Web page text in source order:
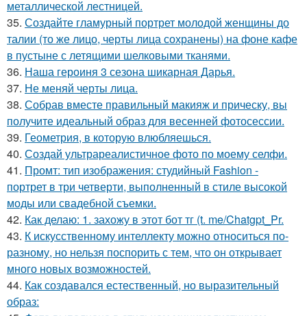
металлической лестницей.
35. Создайте гламурный портрет молодой женщины до
талии (то же лицо, черты лица сохранены) на фоне кафе
в пустыне с летящими шелковыми тканями.
36. Наша героиня 3 сезона шикарная Дарья.
37. Не меняй черты лица.
38. Собрав вместе правильный макияж и прическу, вы
получите идеальный образ для весенней фотосессии.
39. Геометрия, в которую влюбляешься.
40. Создай ультрареалистичное фото по моему селфи.
41. Промт: тип изображения: студийный Fashion -
портрет в три четверти, выполненный в стиле высокой
моды или свадебной съемки.
42. Как делаю: 1. захожу в этот бот тг (t. me/Chatgpt_Pr.
43. К искусственному интеллекту можно относиться по-
разному, но нельзя поспорить с тем, что он открывает
много новых возможностей.
44. Как создавался естественный, но выразительный
образ: